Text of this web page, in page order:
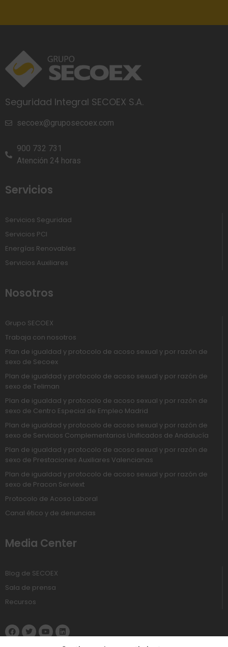
Seguridad Integral SECOEX S.A.
secoex@gruposecoex.com
900 732 731
Atención 24 horas
Servicios
Servicios Seguridad
Servicios PCI
Energías Renovables
Servicios Auxiliares
Nosotros
Grupo SECOEX
Trabaja con nosotros
Plan de igualdad y protocolo de acoso sexual y por razón de
sexo de Secoex
Plan de igualdad y protocolo de acoso sexual y por razón de
sexo de Teliman
Plan de igualdad y protocolo de acoso sexual y por razón de
sexo de Centro Especial de Empleo Madrid
Plan de igualdad y protocolo de acoso sexual y por razón de
sexo de Servicios Complementarios Unificados de Andalucía
Plan de igualdad y protocolo de acoso sexual y por razón de
sexo de Prestaciones Auxiliares Valencianas
Plan de igualdad y protocolo de acoso sexual y por razón de
sexo de Pracon Serviext
Protocolo de Acoso Laboral
Canal ético y de denuncias
Media Center
Blog de SECOEX
Sala de prensa
Recursos